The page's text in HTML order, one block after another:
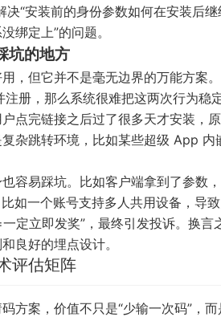
决“安装前的身份参数如何在安装后
绑定上”的问题。
坑的地方
，但它并不是毫无边界的万能方案
册，那么系统很难把这两次行为
点完链接之后过了很多天才安装，
杂跳转环境，比如某些超级 App
容易踩坑。比如客户端拿到了参数
如一个账号支持多人共用设备，导
一定立即发奖”，最终引发投诉。换
良好的埋点设计。
评估矩阵
方案，价值不只是“少输一次码”，